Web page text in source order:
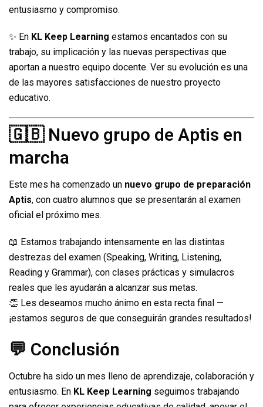
entusiasmo y compromiso.
✨ En KL Keep Learning estamos encantados con su
trabajo, su implicación y las nuevas perspectivas que
aportan a nuestro equipo docente. Ver su evolución es una
de las mayores satisfacciones de nuestro proyecto
educativo.
🇬🇧 Nuevo grupo de Aptis en
marcha
Este mes ha comenzado un nuevo grupo de preparación
Aptis, con cuatro alumnos que se presentarán al examen
oficial el próximo mes.
📖 Estamos trabajando intensamente en las distintas
destrezas del examen (Speaking, Writing, Listening,
Reading y Grammar), con clases prácticas y simulacros
reales que les ayudarán a alcanzar sus metas.
👏 Les deseamos mucho ánimo en esta recta final —
¡estamos seguros de que conseguirán grandes resultados!
💬 Conclusión
Octubre ha sido un mes lleno de aprendizaje, colaboración y
entusiasmo. En KL Keep Learning seguimos trabajando